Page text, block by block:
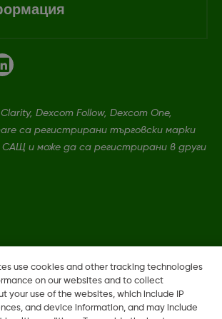
Dexcom Follow, Dexcom One,
са регистрирани търговски марки
САЩ и може да са регистрирани в други
Промяна на регион
use cookies and other tracking technologies
on our websites and to collect
your use of the websites, which include IP
and device information, and may include